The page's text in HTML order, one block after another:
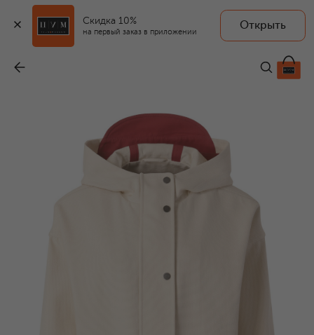
Скидка 10%
на первый заказ в приложении
Открыть
419 500 ₽